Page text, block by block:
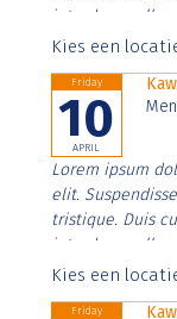
interdum nulla,
Aenean
Kies een
Friday
10
APRIL
Lorem ipsum
elit.
tristique. Duis
interdum nulla,
Aenean
Kies een
Friday